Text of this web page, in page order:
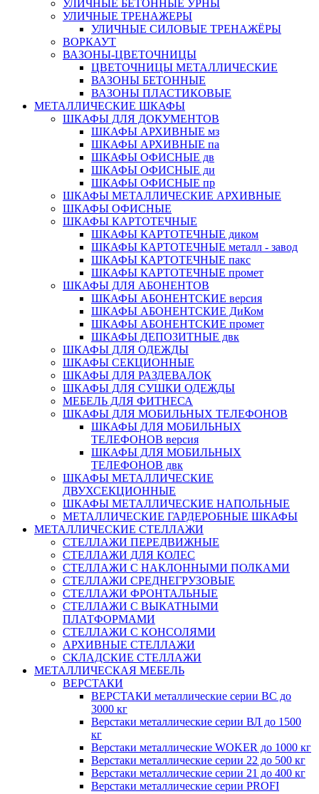
УЛИЧНЫЕ БЕТОННЫЕ УРНЫ
УЛИЧНЫЕ ТРЕНАЖЕРЫ
УЛИЧНЫЕ СИЛОВЫЕ ТРЕНАЖЁРЫ
ВОРКАУТ
ВАЗОНЫ-ЦВЕТОЧНИЦЫ
ЦВЕТОЧНИЦЫ МЕТАЛЛИЧЕСКИЕ
ВАЗОНЫ БЕТОННЫЕ
ВАЗОНЫ ПЛАСТИКОВЫЕ
МЕТАЛЛИЧЕСКИЕ ШКАФЫ
ШКАФЫ ДЛЯ ДОКУМЕНТОВ
ШКАФЫ АРХИВНЫЕ мз
ШКАФЫ АРХИВНЫЕ па
ШКАФЫ ОФИСНЫЕ дв
ШКАФЫ ОФИСНЫЕ ди
ШКАФЫ ОФИСНЫЕ пр
ШКАФЫ МЕТАЛЛИЧЕСКИЕ АРХИВНЫЕ
ШКАФЫ ОФИСНЫЕ
ШКАФЫ КАРТОТЕЧНЫЕ
ШКАФЫ КАРТОТЕЧНЫЕ диком
ШКАФЫ КАРТОТЕЧНЫЕ металл - завод
ШКАФЫ КАРТОТЕЧНЫЕ пакс
ШКАФЫ КАРТОТЕЧНЫЕ промет
ШКАФЫ ДЛЯ АБОНЕНТОВ
ШКАФЫ АБОНЕНТСКИЕ версия
ШКАФЫ АБОНЕНТСКИЕ ДиКом
ШКАФЫ АБОНЕНТСКИЕ промет
ШКАФЫ ДЕПОЗИТНЫЕ двк
ШКАФЫ ДЛЯ ОДЕЖДЫ
ШКАФЫ СЕКЦИОННЫЕ
ШКАФЫ ДЛЯ РАЗДЕВАЛОК
ШКАФЫ ДЛЯ СУШКИ ОДЕЖДЫ
МЕБЕЛЬ ДЛЯ ФИТНЕСА
ШКАФЫ ДЛЯ МОБИЛЬНЫХ ТЕЛЕФОНОВ
ШКАФЫ ДЛЯ МОБИЛЬНЫХ
ТЕЛЕФОНОВ версия
ШКАФЫ ДЛЯ МОБИЛЬНЫХ
ТЕЛЕФОНОВ двк
ШКАФЫ МЕТАЛЛИЧЕСКИЕ
ДВУХСЕКЦИОННЫЕ
ШКАФЫ МЕТАЛЛИЧЕСКИЕ НАПОЛЬНЫЕ
МЕТАЛЛИЧЕСКИЕ ГАРДЕРОБНЫЕ ШКАФЫ
МЕТАЛЛИЧЕСКИЕ СТЕЛЛАЖИ
СТЕЛЛАЖИ ПЕРЕДВИЖНЫЕ
СТЕЛЛАЖИ ДЛЯ КОЛЕС
СТЕЛЛАЖИ С НАКЛОННЫМИ ПОЛКАМИ
СТЕЛЛАЖИ СРЕДНЕГРУЗОВЫЕ
СТЕЛЛАЖИ ФРОНТАЛЬНЫЕ
СТЕЛЛАЖИ С ВЫКАТНЫМИ
ПЛАТФОРМАМИ
СТЕЛЛАЖИ С КОНСОЛЯМИ
АРХИВНЫЕ СТЕЛЛАЖИ
СКЛАДСКИЕ СТЕЛЛАЖИ
МЕТАЛЛИЧЕСКАЯ МЕБЕЛЬ
ВЕРСТАКИ
ВЕРСТАКИ металлические серии ВС до
3000 кг
Верстаки металлические серии ВЛ до 1500
кг
Верстаки металлические WOKER до 1000 кг
Верстаки металлические серии 22 до 500 кг
Верстаки металлические серии 21 до 400 кг
Верстаки металлические серии PROFI